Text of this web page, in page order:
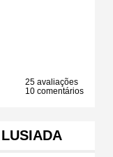
25 avaliações
10 comentários